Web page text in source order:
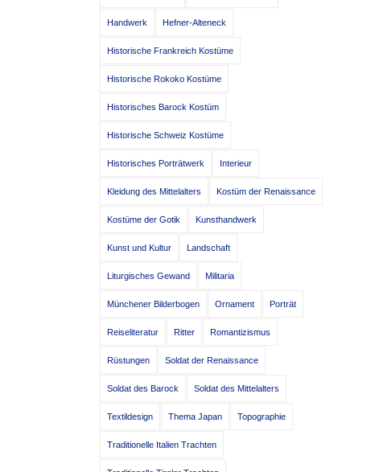
Handwerk Hefner-Alteneck
Historische Frankreich Kostüme
Historische Rokoko Kostüme
Historisches Barock Kostüm
Historische Schweiz Kostüme
Historisches Porträtwerk Interieur
Kleidung des Mittelalters Kostüm der Renaissance
Kostüme der Gotik Kunsthandwerk
Kunst und Kultur Landschaft
Liturgisches Gewand Militaria
Münchener Bilderbogen Ornament Porträt
Reiseliteratur Ritter Romantizismus
Rüstungen Soldat der Renaissance
Soldat des Barock Soldat des Mittelalters
Textildesign Thema Japan Topographie
Traditionelle Italien Trachten